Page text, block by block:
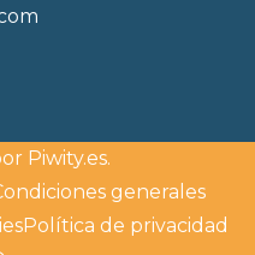
Piwity.es.
generales
Política de privacidad